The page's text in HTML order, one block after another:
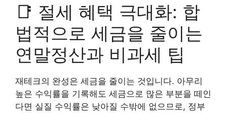
📑 절세 혜택 극대화: 합
법적으로 세금을 줄이는
연말정산과 비과세 팁
재테크의 완성은 세금을 줄이는 것입니다. 아무리
높은 수익률을 기록해도 세금으로 많은 부분을 떼인
다면 실질 수익률은 낮아질 수밖에 없으므로, 정부